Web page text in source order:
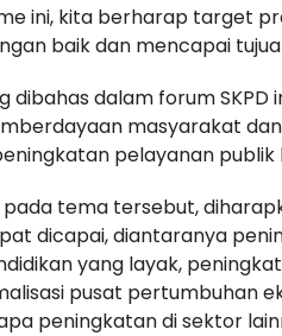
ini, kita berharap target
baik dan mencapai
dibahas dalam forum
masyarakat
pelayanan
tema tersebut,
dicapai, diantaranya
yang layak,
pusat pertumbuhan
peningkatan di sektor